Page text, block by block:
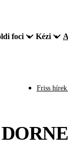
foci Kézi
Friss hírek